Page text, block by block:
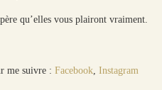
qu’elles vous plairont vraiment.
me suivre :Facebook ,Instagram